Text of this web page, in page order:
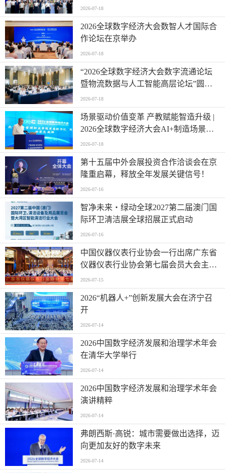
办
2026-07-18
2026全球数字经济大会数智人才国际合
作论坛在京举办
2026-07-18
“2026全球数字经济大会数字流通论坛
暨物流数据与人工智能高层论坛”圆满
成功举办
2026-07-18
场景驱动价值变革 产教赋能智造升级 |
2026全球数字经济大会AI+制造场景落
地国际论坛成功举办
2026-07-18
第十五届中外会展投资合作洽谈会在京
隆重启幕，释放全年发展关键信号！
2026-07-16
智净未来・绿动全球2027第二届澳门国
际环卫清洁展全球招展正式启动
2026-07-16
中国仪器仪表行业协会一行出席广东省
仪器仪表行业协会第七届会员大会主题
活动并进行走访交流
2026-07-15
2026“机器人+”创新发展大会在济宁召
开
2026-07-14
2026中国数字经济发展和治理学术年会
在清华大学举行
2026-07-14
2026中国数字经济发展和治理学术年会
演讲精粹
2026-07-14
弗朗西斯·高锐：城市需要做出选择，迈
向更加友好的数字未来
2026-07-14